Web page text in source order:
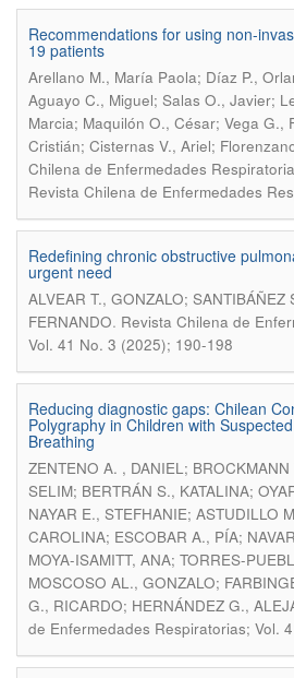
Recommendations for using non-
19 patients
Arellano M., María Paola; Díaz P.,
Aguayo C., Miguel; Salas O., Javier;
Marcia; Maquilón O., César; Vega G.,
Cristián; Cisternas V., Ariel;
Chilena de Enfermedades
Revista Chilena de Enfermedades
Redefining chronic obstructive
urgent need
ALVEAR T., GONZALO; SANTIBÁÑEZ
FERNANDO. Revista Chilena de
Vol. 41 No. 3 (2025); 190-198
Reducing diagnostic gaps: Chilean
Polygraphy in Children with
Breathing
ZENTENO A. , DANIEL;
SELIM; BERTRÁN S., KATALINA;
NAYAR E., STEFHANIE; ASTUDILLO
CAROLINA; ESCOBAR A., PÍA;
MOYA-ISAMITT, ANA; TORRES-
MOSCOSO AL., GONZALO;
G., RICARDO; HERNÁNDEZ G.,
de Enfermedades Respiratorias; Vol.